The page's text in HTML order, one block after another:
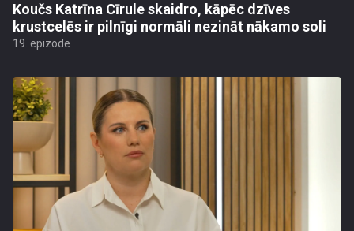
Koučs Katrīna Cīrule skaidro, kāpēc dzīves
krustcelēs ir pilnīgi normāli nezināt nākamo soli
19. epizode